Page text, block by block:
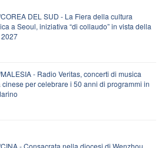
DEL SUD - La Fiera della cultura
a Seoul, iniziativa “di collaudo” in vista della
2027
- Radio Veritas, concerti di musica
cinese per celebrare i 50 anni di programmi in
- Consacrata nella diocesi di Wenzhou